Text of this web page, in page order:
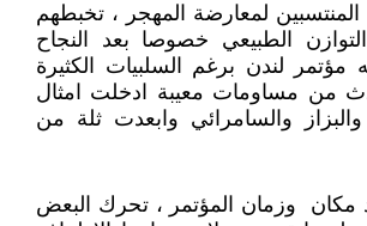
المنتسبين لمعارضة المهجر ، تخبطهم
الطبيعي خصوصا بعد النجاح
مؤتمر لندن برغم السلبيات الكثيرة
من مساومات معيبة ادخلت امثال
والسامرائي وابعدت ثلة من
مكان وزمان المؤتمر ، تحرك البعض